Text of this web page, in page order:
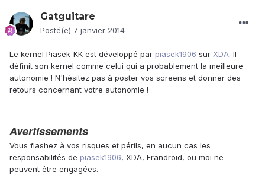
Gatguitare
Posté(e) 7 janvier 2014
Le kernel Piasek-KK est développé par piasek1906 sur XDA. Il
définit son kernel comme celui qui a probablement la meilleure
autonomie ! N'hésitez pas à poster vos screens et donner des
retours concernant votre autonomie !
Avertissements
Vous flashez à vos risques et périls, en aucun cas les
responsabilités de piasek1906, XDA, Frandroid, ou moi ne
peuvent être engagées.